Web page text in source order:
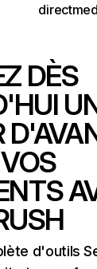
DÈS
d'outils